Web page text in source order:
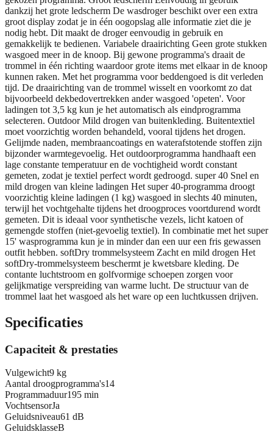
dankzij het grote ledscherm De wasdroger beschikt over een extra
groot display zodat je in één oogopslag alle informatie ziet die je
nodig hebt. Dit maakt de droger eenvoudig in gebruik en
gemakkelijk te bedienen. Variabele draairichting Geen grote stukken
wasgoed meer in de knoop. Bij gewone programma's draait de
trommel in één richting waardoor grote items met elkaar in de knoop
kunnen raken. Met het programma voor beddengoed is dit verleden
tijd. De draairichting van de trommel wisselt en voorkomt zo dat
bijvoorbeeld dekbedovertrekken ander wasgoed 'opeten'. Voor
ladingen tot 3,5 kg kun je het automatisch als eindprogramma
selecteren. Outdoor Mild drogen van buitenkleding. Buitentextiel
moet voorzichtig worden behandeld, vooral tijdens het drogen.
Gelijmde naden, membraancoatings en waterafstotende stoffen zijn
bijzonder warmtegevoelig. Het outdoorprogramma handhaaft een
lage constante temperatuur en de vochtigheid wordt constant
gemeten, zodat je textiel perfect wordt gedroogd. super 40 Snel en
mild drogen van kleine ladingen Het super 40-programma droogt
voorzichtig kleine ladingen (1 kg) wasgoed in slechts 40 minuten,
terwijl het vochtgehalte tijdens het droogproces voortdurend wordt
gemeten. Dit is ideaal voor synthetische vezels, licht katoen of
gemengde stoffen (niet-gevoelig textiel). In combinatie met het super
15' wasprogramma kun je in minder dan een uur een fris gewassen
outfit hebben. softDry trommelsysteem Zacht en mild drogen Het
softDry-trommelsysteem beschermt je kwetsbare kleding. De
contante luchtstroom en golfvormige schoepen zorgen voor
gelijkmatige verspreiding van warme lucht. De structuur van de
trommel laat het wasgoed als het ware op een luchtkussen drijven.
Specificaties
Capaciteit & prestaties
Vulgewicht9 kg
Aantal droogprogramma's14
Programmaduur195 min
VochtsensorJa
Geluidsniveau61 dB
GeluidsklasseB